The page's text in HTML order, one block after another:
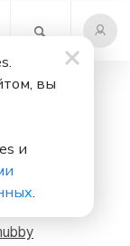
бесплатно
Big
вы
и
.